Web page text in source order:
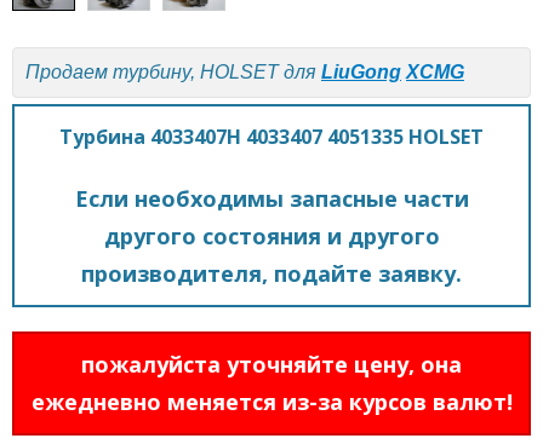
Продаем турбину, HOLSET для LiuGong XCMG
Турбина 4033407H 4033407 4051335 HOLSET
Если необходимы запасные части
другого состояния и другого
производителя, подайте заявку.
пожалуйста уточняйте цену, она
ежедневно меняется из-за курсов валют!